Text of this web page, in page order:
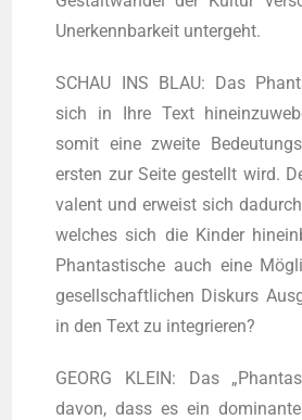
Uner­kenn­bar­keit untergeht.
SCHAU INS BLAU: Das
sich in Ihre Text
somit eine zwei­te
ers­ten zur Sei­te gestellt wird.
va­lent und erweist sich
wel­ches sich die Kin­der
Phan­tas­ti­sche auch eine
gesell­schaft­li­chen Dis­kurs
in den Text zu integrieren?
GEORG KLEIN: Das
davon, dass es ein